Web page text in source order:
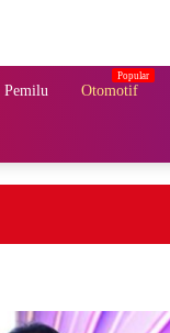
Otomotif